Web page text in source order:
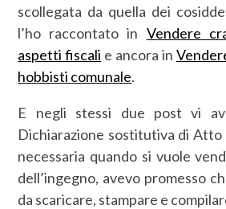
scollegata da quella dei
l’ho raccontato in Vendere
aspetti fiscali e ancora in
hobbisti comunale.
E negli stessi due post vi
Dichiarazione sostitutiva di
necessaria quando si vuole
dell’ingegno, avevo promesso
da scaricare, stampare e